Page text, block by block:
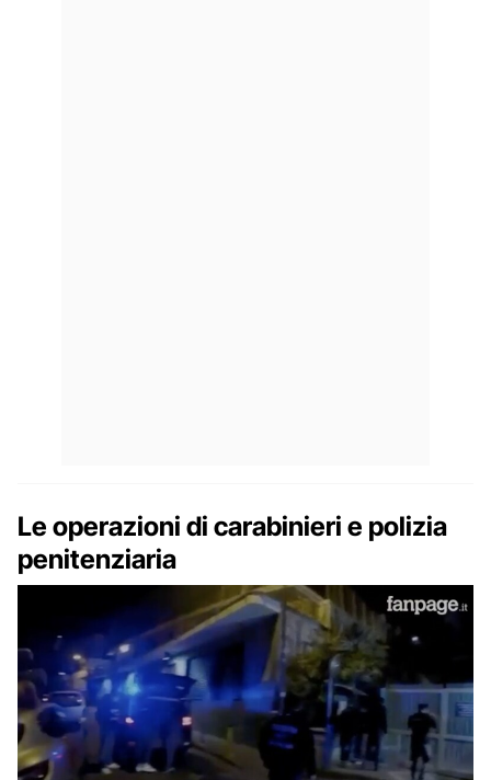
Le operazioni di carabinieri e polizia
penitenziaria